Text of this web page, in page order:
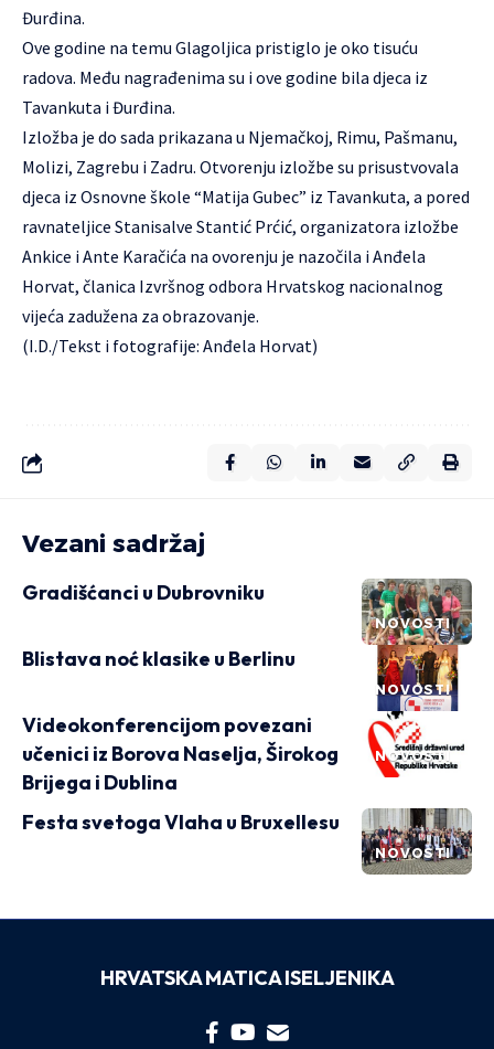
Đurđina.
Ove godine na temu Glagoljica pristiglo je oko tisuću
radova. Među nagrađenima su i ove godine bila djeca iz
Tavankuta i Đurđina.
Izložba je do sada prikazana u Njemačkoj, Rimu, Pašmanu,
Molizi, Zagrebu i Zadru. Otvorenju izložbe su prisustvovala
djeca iz Osnovne škole “Matija Gubec” iz Tavankuta, a pored
ravnateljice Stanisalve Stantić Prćić, organizatora izložbe
Ankice i Ante Karačića na ovorenju je nazočila i Anđela
Horvat, članica Izvršnog odbora Hrvatskog nacionalnog
vijeća zadužena za obrazovanje.
(I.D./Tekst i fotografije: Anđela Horvat)
Vezani sadržaj
NOVOSTI
Gradišćanci u Dubrovniku
NOVOSTI
Blistava noć klasike u Berlinu
NOVOSTI
Videokonferencijom povezani
učenici iz Borova Naselja, Širokog
Brijega i Dublina
NOVOSTI
Festa svetoga Vlaha u Bruxellesu
HRVATSKA MATICA ISELJENIKA